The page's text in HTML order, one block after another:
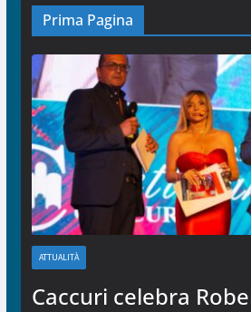
Prima Pagina
ATTUALITÀ
Caccuri celebra